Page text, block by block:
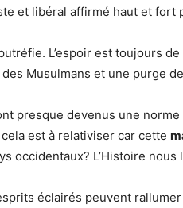
et libéral affirmé haut et fort
L’espoir est toujours
Musulmans et une purge
presque devenus une
est à relativiser car cette
occidentaux? L’Histoire nous
éclairés peuvent